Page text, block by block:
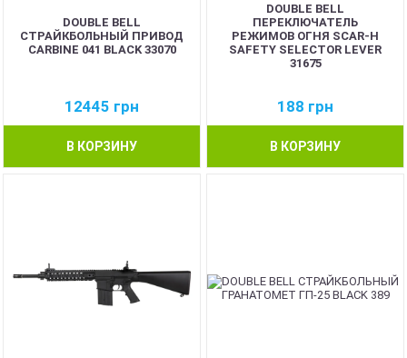
DOUBLE BELL
СТРАЙКБОЛЬНЫЙ ПРИВОД
CARBINE 041 BLACK 33070
12445 грн
В КОРЗИНУ
DOUBLE BELL
ПЕРЕКЛЮЧАТЕЛЬ
РЕЖИМОВ ОГНЯ SCAR-H
SAFETY SELECTOR LEVER
31675
188 грн
В КОРЗИНУ